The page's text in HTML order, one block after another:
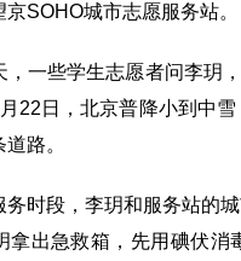
SOHO城市志愿服务站。
，一些学生志愿者问李玥
22日，北京普降小到中
路。
务时段，李玥和服务站的
拿出急救箱，先用碘伏